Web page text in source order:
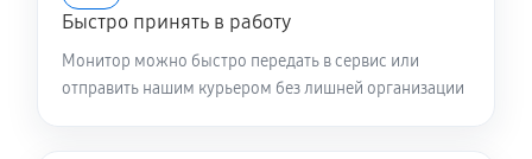
Быстро принять в работу
Монитор можно быстро передать в сервис или
отправить нашим курьером без лишней организации